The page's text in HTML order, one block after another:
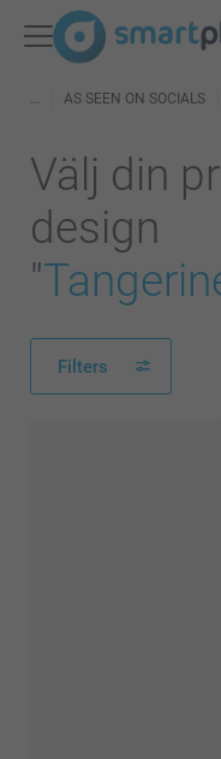
AS SEEN ON SOCIALS
Välj din
design
"
Filters